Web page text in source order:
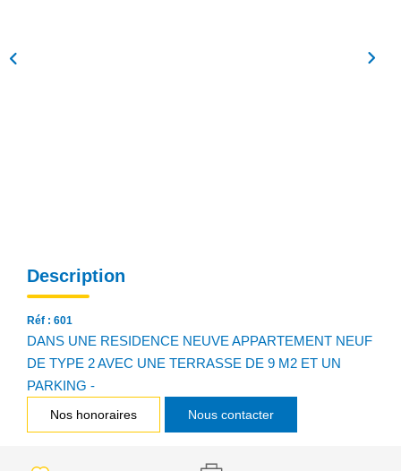
Description
Réf : 601
DANS UNE RESIDENCE NEUVE APPARTEMENT NEUF
DE TYPE 2 AVEC UNE TERRASSE DE 9 M2 ET UN
PARKING -
Nos honoraires Nous contacter